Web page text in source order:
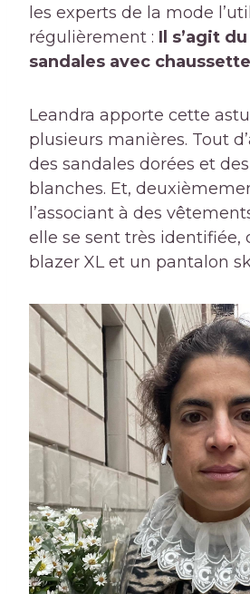
les experts de la mode
régulièrement : Il s’agit
sandales avec
Leandra apporte cette
plusieurs manières. Tout
des sandales dorées et
blanches. Et,
l’associant à des
elle se sent très identifiée,
blazer XL et un pantalon